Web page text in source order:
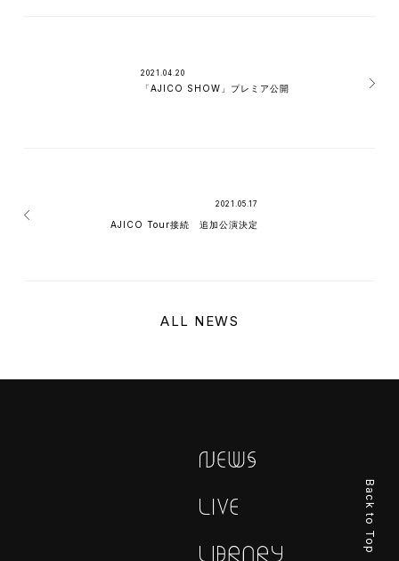
2021.04.20
「AJICO SHOW」プレミア公開
2021.05.17
AJICO Tour接続 追加公演決定
ALL NEWS
Back to Top